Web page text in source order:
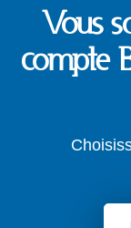
Vous
compte